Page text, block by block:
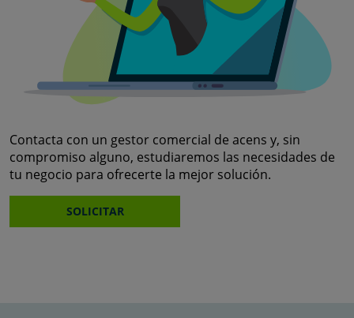
Contacta con un gestor comercial de acens y, sin
compromiso alguno, estudiaremos las necesidades de
tu negocio para ofrecerte la mejor solución.
SOLICITAR